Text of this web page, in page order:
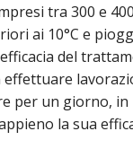
tra 300 e
ai 10°C e
del
effettuare
per un giorno, in
la sua